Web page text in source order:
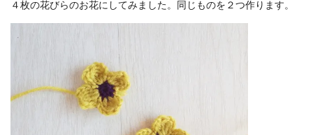
４枚の花びらのお花にしてみました。同じものを２つ作ります。